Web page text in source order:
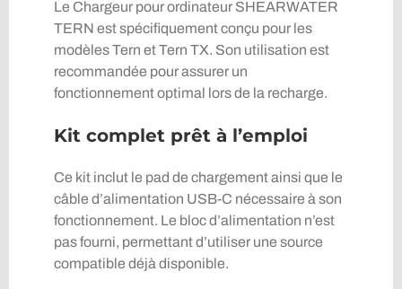
Le Chargeur pour ordinateur SHEARWATER
TERN est spécifiquement conçu pour les
modèles Tern et Tern TX. Son utilisation est
recommandée pour assurer un
fonctionnement optimal lors de la recharge.
Kit complet prêt à l’emploi
Ce kit inclut le pad de chargement ainsi que le
câble d’alimentation USB-C nécessaire à son
fonctionnement. Le bloc d’alimentation n’est
pas fourni, permettant d’utiliser une source
compatible déjà disponible.